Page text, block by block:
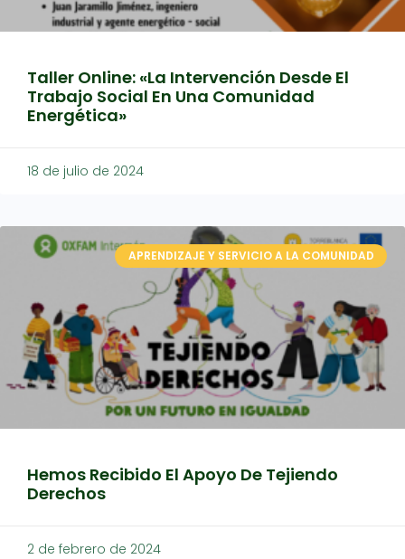
Taller Online: «La Intervención Desde El
Trabajo Social En Una Comunidad
Energética»
18 de julio de 2024
APRENDIZAJE Y SERVICIO A LA COMUNIDAD
Hemos Recibido El Apoyo De Tejiendo
Derechos
2 de febrero de 2024